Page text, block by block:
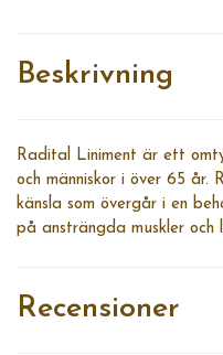
Beskrivning
Radital Liniment är ett
och människor i över 65 år.
känsla som övergår i en
på ansträngda muskler och
Recensioner